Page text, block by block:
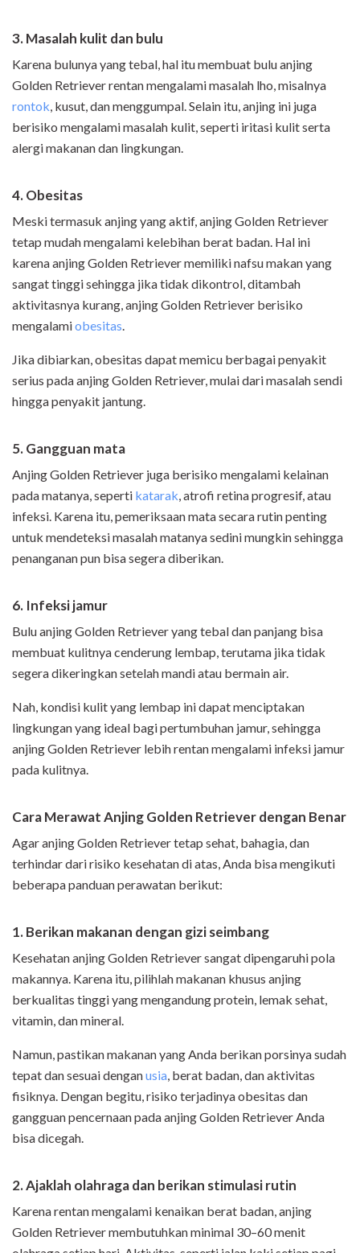
3. Masalah kulit dan bulu
Karena bulunya yang tebal, hal itu membuat bulu anjing
Golden Retriever rentan mengalami masalah lho, misalnya
rontok, kusut, dan menggumpal. Selain itu, anjing ini juga
berisiko mengalami masalah kulit, seperti iritasi kulit serta
alergi makanan dan lingkungan.
4. Obesitas
Meski termasuk anjing yang aktif, anjing Golden Retriever
tetap mudah mengalami kelebihan berat badan. Hal ini
karena anjing Golden Retriever memiliki nafsu makan yang
sangat tinggi sehingga jika tidak dikontrol, ditambah
aktivitasnya kurang, anjing Golden Retriever berisiko
mengalamiobesitas.
Jika dibiarkan, obesitas dapat memicu berbagai penyakit
serius pada anjing Golden Retriever, mulai dari masalah sendi
hingga penyakit jantung.
5. Gangguan mata
Anjing Golden Retriever juga berisiko mengalami kelainan
pada matanya, seperti katarak, atrofi retina progresif, atau
infeksi. Karena itu, pemeriksaan mata secara rutin penting
untuk mendeteksi masalah matanya sedini mungkin sehingga
penanganan pun bisa segera diberikan.
6. Infeksi jamur
Bulu anjing Golden Retriever yang tebal dan panjang bisa
membuat kulitnya cenderung lembap, terutama jika tidak
segera dikeringkan setelah mandi atau bermain air.
Nah, kondisi kulit yang lembap ini dapat menciptakan
lingkungan yang ideal bagi pertumbuhan jamur, sehingga
anjing Golden Retriever lebih rentan mengalami infeksi jamur
pada kulitnya.
Cara Merawat Anjing Golden Retriever dengan Benar
Agar anjing Golden Retriever tetap sehat, bahagia, dan
terhindar dari risiko kesehatan di atas, Anda bisa mengikuti
beberapa panduan perawatan berikut:
1. Berikan makanan dengan gizi seimbang
Kesehatan anjing Golden Retriever sangat dipengaruhi pola
makannya. Karena itu, pilihlah makanan khusus anjing
berkualitas tinggi yang mengandung protein, lemak sehat,
vitamin, dan mineral.
Namun, pastikan makanan yang Anda berikan porsinya sudah
tepat dan sesuai denganusia, berat badan, dan aktivitas
fisiknya. Dengan begitu, risiko terjadinya obesitas dan
gangguan pencernaan pada anjing Golden Retriever Anda
bisa dicegah.
2. Ajaklah olahraga dan berikan stimulasi rutin
Karena rentan mengalami kenaikan berat badan, anjing
Golden Retriever membutuhkan minimal 30–60 menit